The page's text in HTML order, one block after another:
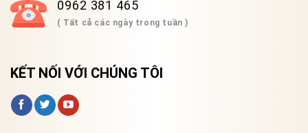
0962 381 465
( Tất cả các ngày trong tuần )
KẾT NỐI VỚI CHÚNG TÔI